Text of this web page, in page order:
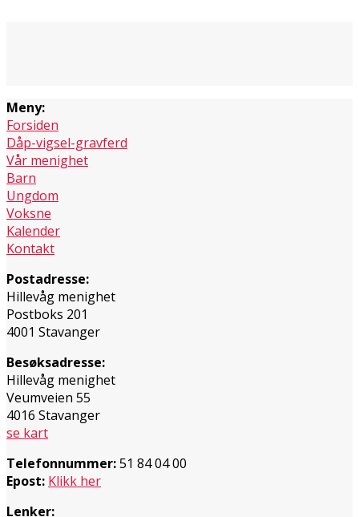
Meny:
Forsiden
Dåp-vigsel-gravferd
Vår menighet
Barn
Ungdom
Voksne
Kalender
Kontakt
Postadresse:
Hillevåg menighet
Postboks 201
4001 Stavanger
Besøksadresse:
Hillevåg menighet
Veumveien 55
4016 Stavanger
se kart
Telefonnummer:51 84 04 00
Epost: Klikk her
Lenker: